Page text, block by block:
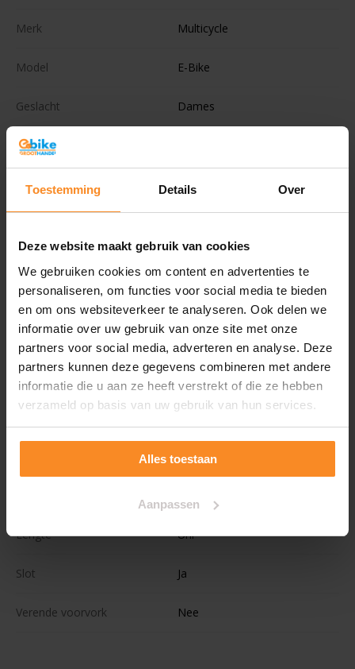
Toestemming Details Over
Deze website maakt gebruik van cookies
We gebruiken cookies om content en advertenties te
personaliseren, om functies voor social media te bieden
en om ons websiteverkeer te analyseren. Ook delen we
informatie over uw gebruik van onze site met onze
partners voor social media, adverteren en analyse. Deze
partners kunnen deze gegevens combineren met andere
informatie die u aan ze heeft verstrekt of die ze hebben
verzameld op basis van uw gebruik van hun services.
Alles toestaan
Aanpassen
Merk Multicycle
Model E-Bike
Geslacht Dames
Framemaat
Accu positie
Versnellingen
Ondersteuningsstanden
Wielmaat
Nee
Lengte Uni
Slot Ja
Verende voorvork Nee